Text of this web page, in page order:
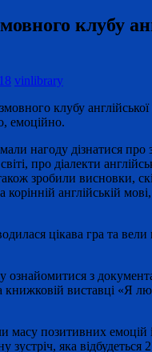
клубу
vinlibrary
клубу
емоційно.
нагоду дізнатися про
про діалекти
зробили висновки,
англійській
цікава гра та
ознайомитися з
книжковій виставці «Я
масу позитивних емоцій
зустріч, яка відбудеться